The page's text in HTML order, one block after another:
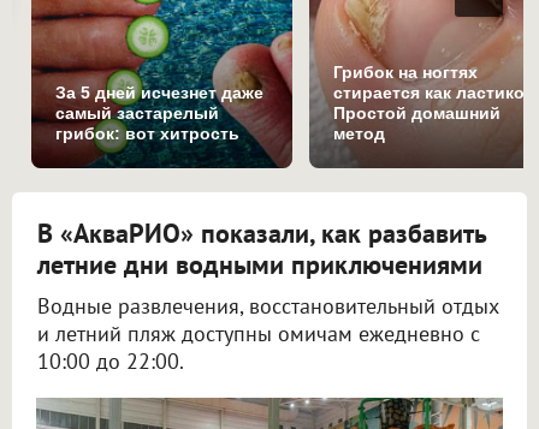
За 5 дней исчезнет даже
самый застарелый
грибок: вот хитрость
Грибок на ногтях
стирается как
Простой домашний
метод
В «АкваРИО» показали, как разбавить
летние дни водными приключениями
Водные развлечения, восстановительный отдых
и летний пляж доступны омичам ежедневно с
10:00 до 22:00.